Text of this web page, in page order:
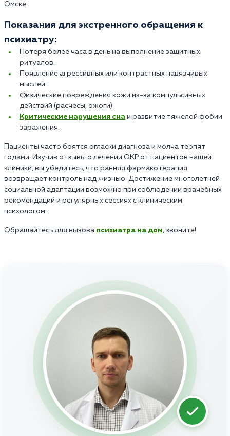
Омске.
Показания для экстренного обращения к
психиатру:
Потеря более часа в день на выполнение защитных
ритуалов.
Появление агрессивных или контрастных навязчивых
мыслей.
Физические повреждения кожи из-за компульсивных
действий (расчесы, ожоги).
Критические нарушения сна и развитие тяжелой фобии
заражения.
Пациенты часто боятся огласки диагноза и молча терпят
годами. Изучив отзывы о лечении ОКР от пациентов нашей
клиники, вы убедитесь, что ранняя фармакотерапия
возвращает контроль над жизнью. Достижение многолетней
социальной адаптации возможно при соблюдении врачебных
рекомендаций и регулярных сессиях с клиническим
психологом.
Обращайтесь для вызова психиатра на дом, звоните!